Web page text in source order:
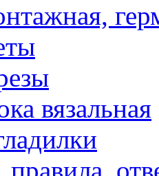
вязальная